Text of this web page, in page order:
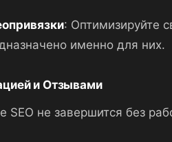
: Оптимизируйте
именно для них.
и Отзывами
SEO не завершится без